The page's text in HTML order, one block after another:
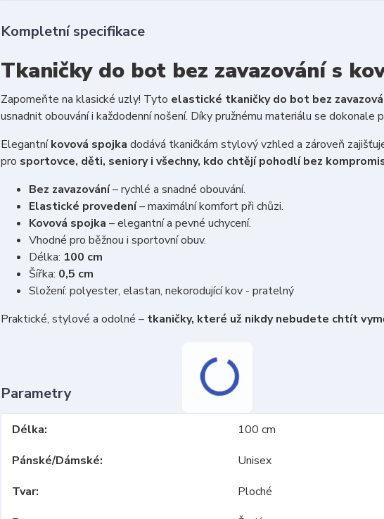
Kompletní specifikace
Tkaničky do bot bez zavazování s
Zapomeňte na klasické uzly! Tyto elastické tkaničky do bot bez
usnadnit obouvání i každodenní nošení. Díky pružnému materiálu se dokonale
Elegantníkovová spojka dodává tkaničkám stylový vzhled a zároveň
pro sportovce, děti, seniory i všechny, kdo chtějí pohodlí bez
Bez zavazování– rychlé a snadné obouvání.
Elastické provedení– maximální komfort při chůzi.
Kovová spojka – elegantní a pevné uchycení.
Vhodné pro běžnou i sportovní obuv.
Délka: 100 cm
Šířka: 0,5 cm
Složení: polyester, elastan, nekorodující kov - pratelný
Praktické, stylové a odolné – tkaničky, které už nikdy nebudete chtít
Parametry
Délka
100 cm
Pánské/Dámské
Unisex
Tvar
Ploché